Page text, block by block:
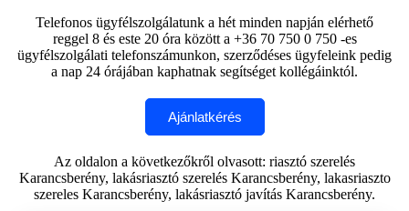
Telefonos ügyfélszolgálatunk a hét minden napján elérhető
reggel 8 és este 20 óra között a +36 70 750 0 750 -es
ügyfélszolgálati telefonszámunkon, szerződéses ügyfeleink pedig
a nap 24 órájában kaphatnak segítséget kollégáinktól.
Az oldalon a következőkről olvasott: riasztó szerelés
Karancsberény, lakásriasztó szerelés Karancsberény, lakasriaszto
szereles Karancsberény, lakásriasztó javítás Karancsberény.